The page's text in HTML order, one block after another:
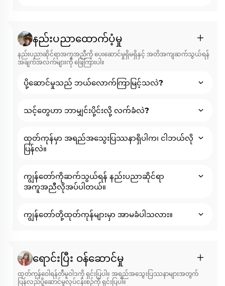
နည်းပညာထောက်ပံ့မှု
နည်းပညာဆိုင်ရာအကူအညီကို ပေးဆောင်မှုရှိမရှိနှင့် အတိအကျဆက်သွယ်ရန်
အချက်အလက်များကို ဖြေကြားပါ။
ပို့ဆောင်မှုသည် ဘယ်လောက်ကြာမြင့်သလဲ?
သင့်တွေဟာ ဘာမျှင်းပို့င်းလို့ လက်ခံလဲ?
ထုတ်ကုန်မှာ အရည်အသွေးပြဿနာရှိပါက၊ ငါဘယ်လို
ပြန်လဲ။
ကျွန်တော်ကိုဆက်သွယ်ရန် နည်းပညာဆိုင်ရာ
အကူအညီလိုအပ်ပါတယ်။
ကျွန်တော်တို့ထုတ်ကုန်များမှာ အာမခံပါသလား။
ရောင်းပြီး ဝန်ဆောင်မှု
ထုတ်ကုန်ဝေါရန်တီမူဝါဒကို ရှင်းပြပါ။ အရည်အသွေးပြဿနာများအတွက်
ပြန်လည်ပို့ဆောင်မှုလုပ်ငန်းစဉ်ကို ရှင်းပြပါ။